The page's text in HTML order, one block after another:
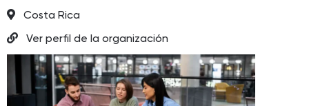
Costa Rica
Ver perfil de la organización